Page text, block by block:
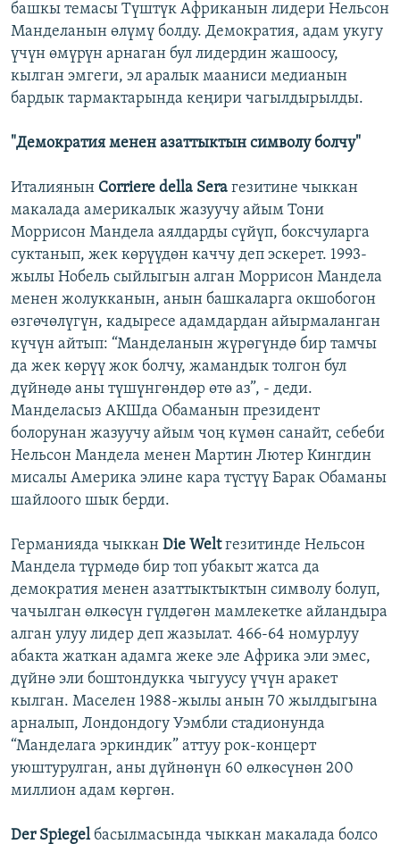
башкы темасы Түштүк Африканын лидери Нельсон
Манделанын өлүмү болду. Демократия, адам укугу
үчүн өмүрүн арнаган бул лидердин жашоосу,
кылган эмгеги, эл аралык мааниси медианын
бардык тармактарында кеңири чагылдырылды.
"Демократия менен азаттыктын символу болчу"
Италиянын Corriere della Sera гезитине чыккан
макалада америкалык жазуучу айым Тони
Моррисон Мандела аялдарды сүйүп, боксчуларга
суктанып, жек көрүүдөн каччу деп эскерет. 1993-
жылы Нобель сыйлыгын алган Моррисон Мандела
менен жолукканын, анын башкаларга окшобогон
өзгөчөлүгүн, кадыресе адамдардан айырмаланган
күчүн айтып: “Манделанын жүрөгүндө бир тамчы
да жек көрүү жок болчу, жамандык толгон бул
дүйнөдө аны түшүнгөндөр өтө аз”, - деди.
Манделасыз АКШда Обаманын президент
болорунан жазуучу айым чоң күмөн санайт, себеби
Нельсон Мандела менен Мартин Лютер Кингдин
мисалы Америка элине кара түстүү Барак Обаманы
шайлоого шык берди.
Германияда чыккан Die Weltгезитинде Нельсон
Мандела түрмөдө бир топ убакыт жатса да
демократия менен азаттыктыктын символу болуп,
чачылган өлкөсүн гүлдөгөн мамлекетке айландыра
алган улуу лидер деп жазылат. 466-64 номурлуу
абакта жаткан адамга жеке эле Африка эли эмес,
дүйнө эли боштондукка чыгуусу үчүн аракет
кылган. Маселен 1988-жылы анын 70 жылдыгына
арналып, Лондондогу Уэмбли стадионунда
“Манделага эркиндик” аттуу рок-концерт
уюштурулган, аны дүйнөнүн 60 өлкөсүнөн 200
миллион адам көргөн.
Der Spiegel басылмасында чыккан макалада болсо